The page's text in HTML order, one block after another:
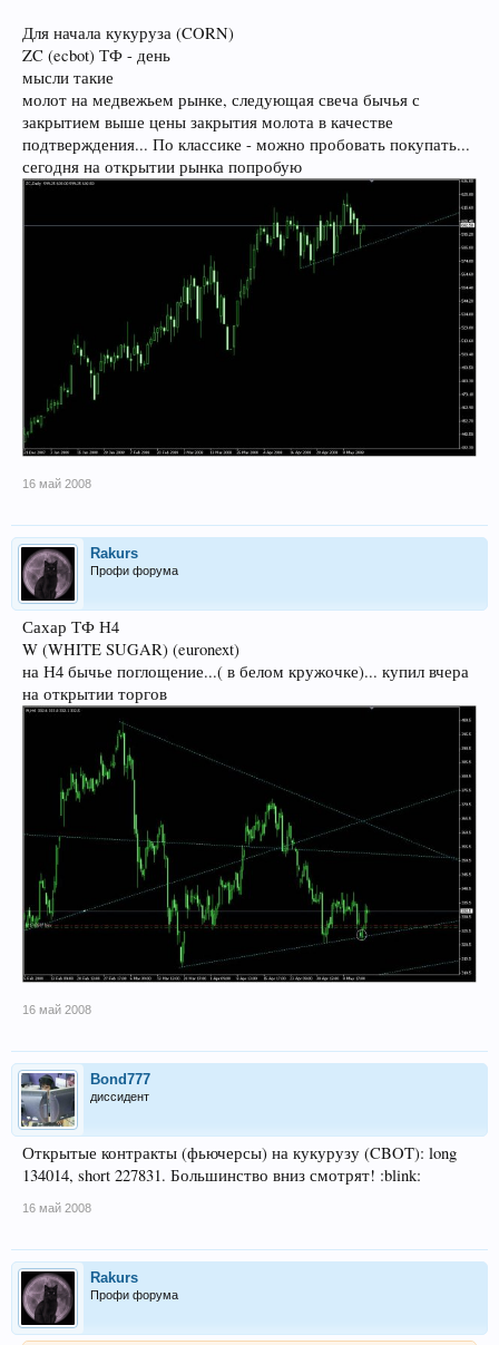
Для начала кукуруза (CORN)
ZC (ecbot) ТФ - день
мысли такие
молот на медвежьем рынке, следующая свеча бычья с
закрытием выше цены закрытия молота в качестве
подтверждения... По классике - можно пробовать покупать...
сегодня на открытии рынка попробую
16 май 2008
Rakurs
Профи форума
Сахар ТФ Н4
W (WHITE SUGAR) (euronext)
на Н4 бычье поглощение...( в белом кружочке)... купил вчера
на открытии торгов
16 май 2008
Bond777
диссидент
Открытые контракты (фьючерсы) на кукурузу (CBOT): long
134014, short 227831. Большинство вниз смотрят! :blink:
16 май 2008
Rakurs
Профи форума